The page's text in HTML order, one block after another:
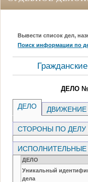
Вывести список дел,
Поиск информации по
ДЕЛО №
ДЕЛО ДВИЖЕНИЕ
СТОРОНЫ ПО ДЕЛУ
ДЕЛО
Уникальный
дела